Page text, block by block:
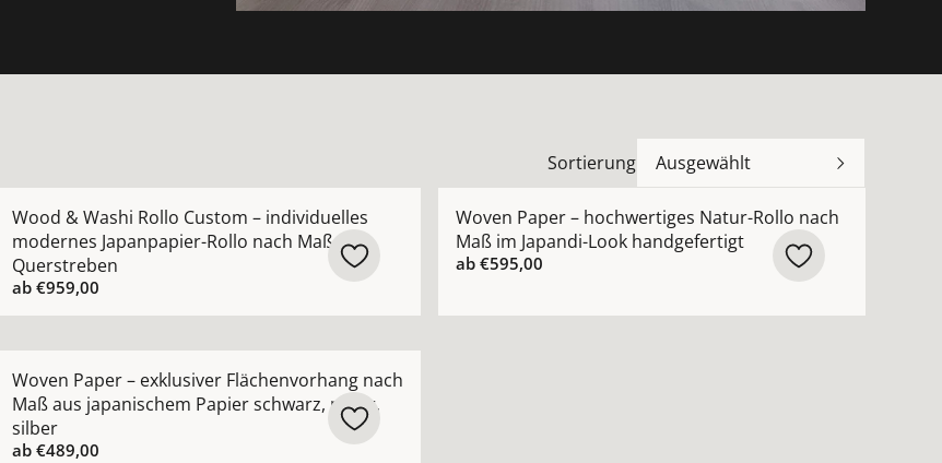
Sortierung Ausgewählt
Wood & Washi Rollo Custom – individuelles
modernes Japanpapier-Rollo nach Maß mit
Querstreben
ab €959,00
Woven Paper – hochwertiges Natur-Rollo nach
Maß im Japandi-Look handgefertigt
ab€595,00
Woven Paper – exklusiver Flächenvorhang nach
Maß aus japanischem Papier schwarz, natur,
silber
ab €489,00